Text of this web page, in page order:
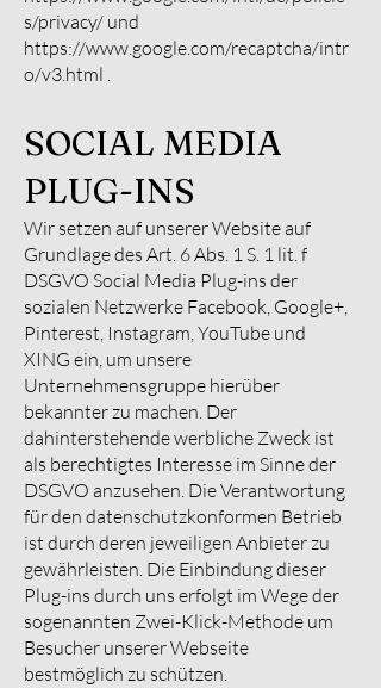
s/privacy/ und
https://www.google.com/recaptcha/intr
o/v3.html .
SOCIAL MEDIA
PLUG-INS
Wir setzen auf unserer Website auf
Grundlage des Art. 6 Abs. 1 S. 1 lit. f
DSGVO Social Media Plug-ins der
sozialen Netzwerke Facebook, Google+,
Pinterest, Instagram, YouTube und
XING ein, um unsere
Unternehmensgruppe hierüber
bekannter zu machen. Der
dahinterstehende werbliche Zweck ist
als berechtigtes Interesse im Sinne der
DSGVO anzusehen. Die Verantwortung
für den datenschutzkonformen Betrieb
ist durch deren jeweiligen Anbieter zu
gewährleisten. Die Einbindung dieser
Plug-ins durch uns erfolgt im Wege der
sogenannten Zwei-Klick-Methode um
Besucher unserer Webseite
bestmöglich zu schützen.